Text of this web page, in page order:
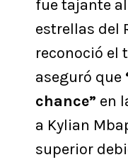
fue tajante
estrellas del
reconoció el
aseguró que
chance” en
a Kylian
superior